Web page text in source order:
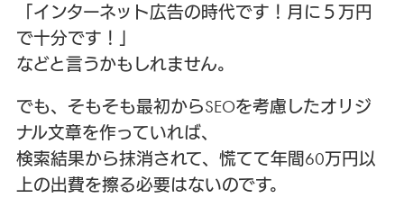
「インターネット広告の時代です！月に５万円
で十分です！」
などと言うかもしれません。
でも、そもそも最初からSEOを考慮したオリジ
ナル文章を作っていれば、
検索結果から抹消されて、慌てて年間60万円以
上の出費を擦る必要はないのです。